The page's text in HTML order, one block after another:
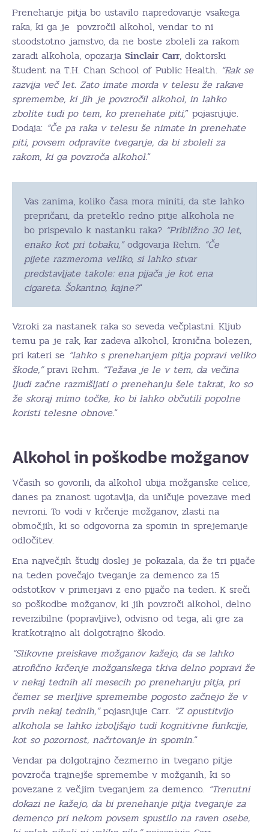
Prenehanje pitja bo ustavilo napredovanje vsakega
raka, ki ga je povzročil alkohol, vendar to ni
stoodstotno jamstvo, da ne boste zboleli za rakom
zaradi alkohola, opozarja Sinclair Carr, doktorski
študent na T.H. Chan School of Public Health. “Rak se
razvija več let. Zato imate morda v telesu že rakave
spremembe, ki jih je povzročil alkohol, in lahko
zbolite tudi po tem, ko prenehate piti,” pojasnjuje.
Dodaja: “Če pa raka v telesu še nimate in prenehate
piti, povsem odpravite tveganje, da bi zboleli za
rakom, ki ga povzroča alkohol.“
Vas zanima, koliko časa mora miniti, da ste lahko
prepričani, da preteklo redno pitje alkohola ne
bo prispevalo k nastanku raka? “Približno 30 let,
enako kot pri tobaku,”odgovarja Rehm. “Če
pijete razmeroma veliko, si lahko stvar
predstavljate takole: ena pijača je kot ena
cigareta. Šokantno, kajne?“
Vzroki za nastanek raka so seveda večplastni. Kljub
temu pa je rak, kar zadeva alkohol, kronična bolezen,
pri kateri se “lahko s prenehanjem pitja popravi veliko
škode,”pravi Rehm. “Težava je le v tem, da večina
ljudi začne razmišljati o prenehanju šele takrat, ko so
že skoraj mimo točke, ko bi lahko občutili popolne
koristi telesne obnove.“
Alkohol in poškodbe možganov
Včasih so govorili, da alkohol ubija možganske celice,
danes pa znanost ugotavlja, da uničuje povezave med
nevroni. To vodi v krčenje možganov, zlasti na
območjih, ki so odgovorna za spomin in sprejemanje
odločitev.
Ena največjih študij doslej je pokazala, da že tri pijače
na teden povečajo tveganje za demenco za 15
odstotkov v primerjavi z eno pijačo na teden. K sreči
so poškodbe možganov, ki jih povzroči alkohol, delno
reverzibilne (popravljive), odvisno od tega, ali gre za
kratkotrajno ali dolgotrajno škodo.
“Slikovne preiskave možganov kažejo, da se lahko
atrofično krčenje možganskega tkiva delno popravi že
v nekaj tednih ali mesecih po prenehanju pitja, pri
čemer se merljive spremembe pogosto začnejo že v
prvih nekaj tednih,”pojasnjuje Carr. “Z opustitvijo
alkohola se lahko izboljšajo tudi kognitivne funkcije,
kot so pozornost, načrtovanje in spomin.“
Vendar pa dolgotrajno čezmerno in tvegano pitje
povzroča trajnejše spremembe v možganih, ki so
povezane z večjim tveganjem za demenco. “Trenutni
dokazi ne kažejo, da bi prenehanje pitja tveganje za
demenco pri nekom povsem spustilo na raven osebe,